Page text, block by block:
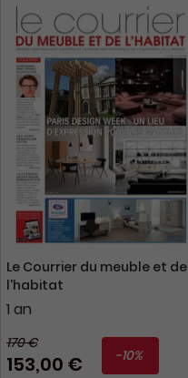
Le Courrier du meuble et de
l'habitat
1 an
170 €
153,00 € -10%